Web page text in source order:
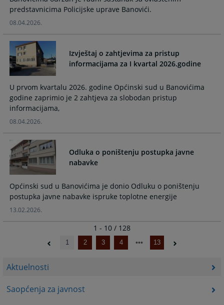
Aktuelnosti
Saopćenja za javnost
predstavnicima Policijske uprave Banovići.
08.04.2026.
Izvještaj o zahtjevima za pristup
informacijama za I kvartal 2026.godine
U prvom kvartalu 2026. godine Općinski sud u Banovićima
godine zaprimio je 2 zahtjeva za slobodan pristup
informacijama,
08.04.2026.
Odluka o poništenju postupka javne
nabavke
Općinski sud u Banovićima je donio Odluku o poništenju
postupka javne nabavke ispruke toplotne energije
13.02.2026.
1 - 10 / 128
1 2 3 4 13